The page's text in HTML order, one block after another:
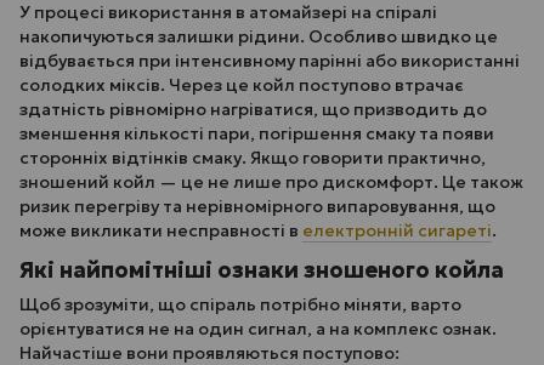
У процесі використання в атомайзері на спіралі
накопичуються залишки рідини. Особливо швидко це
відбувається при інтенсивному парінні або використанні
солодких міксів. Через це койл поступово втрачає
здатність рівномірно нагріватися, що призводить до
зменшення кількості пари, погіршення смаку та появи
сторонніх відтінків смаку. Якщо говорити практично,
зношений койл — це не лише про дискомфорт. Це також
ризик перегріву та нерівномірного випаровування, що
може викликати несправності в електронній сигареті.
Які найпомітніші ознаки зношеного койла
Щоб зрозуміти, що спіраль потрібно міняти, варто
орієнтуватися не на один сигнал, а на комплекс ознак.
Найчастіше вони проявляються поступово: